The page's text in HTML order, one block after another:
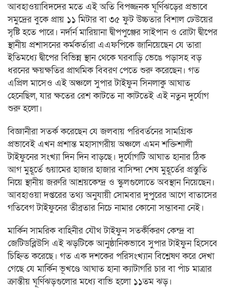
আবহাওয়াবিদদের মতে এই অতি বিপজ্জনক ঘূর্ণিঝড়ের প্রভাবে
সমুদ্রের বুকে প্রায় ১১ মিটার বা ৩৫ ফুট উচ্চতার বিশাল ঢেউয়ের
সৃষ্টি হতে পারে। নর্দার্ন মারিয়ানা দ্বীপপুঞ্জের সাইপান ও রোটা দ্বীপের
স্থানীয় প্রশাসনের কর্মকর্তারা এএফপিকে জানিয়েছেন যে তারা
ইতিমধ্যে দ্বীপের বিভিন্ন স্থান থেকে ঘরবাড়ি ভেঙে পড়াসহ বড়
ধরনের ক্ষয়ক্ষতির প্রাথমিক বিবরণ পেতে শুরু করেছেন। গত
এপ্রিল মাসেও এই অঞ্চলে সুপার টাইফুন সিনলাকু আঘাত
হেনেছিল, যার ক্ষতের রেশ কাটতে না কাটতেই এই নতুন দুর্যোগ
শুরু হলো।
বিজ্ঞানীরা সতর্ক করেছেন যে জলবায় পরিবর্তনের সামগ্রিক
প্রভাবেই এখন প্রশান্ত মহাসাগরীয় অঞ্চলে এমন শক্তিশালী
টাইফুনের সংখ্যা দিন দিন বাড়ছে। দুর্যোগটি আঘাত হানার ঠিক
আগ মুহূর্তে গুয়ামের হাজার হাজার বাসিন্দা শেষ মুহূর্তের প্রস্তুতি
নিয়ে স্থানীয় জরুরি আশ্রয়কেন্দ্র ও স্কুলগুলোতে অবস্থান নিয়েছেন।
আবহাওয়া দপ্তরের তথ্য অনুযায়ী সোমবার দুপুরের আগে বাতাসের
গতিবেগ টাইফুনের তীব্রতার নিচে নামার কোনো সম্ভাবনা নেই।
মার্কিন সামরিক বাহিনীর যৌথ টাইফুন সতর্কীকরণ কেন্দ্র বা
জেটিডব্লিউসি এই ঝড়টিকে আনুষ্ঠানিকভাবে সুপার টাইফুন হিসেবে
চিহ্নিত করেছে। গত এক দশকের পরিসংখ্যান বিশ্লেষণ করে দেখা
গেছে যে মার্কিন ভূখণ্ডে আঘাত হানা ক্যাটাগরি চার বা পাঁচ মাত্রার
ক্রান্তীয় ঘূর্ণিঝড়গুলোর মধ্যে বাভি হলো ১১তম ঝড়।